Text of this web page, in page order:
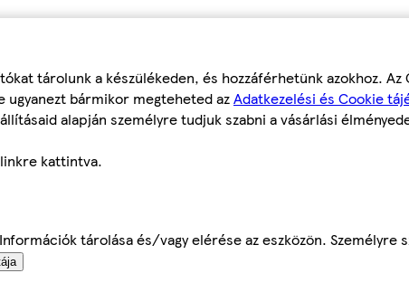
tárolunk a készülékeden, és hozzáférhetünk azokhoz. Az
ugyanezt bármikor megteheted azAdatkezelési és Cookie
alapján személyre tudjuk szabni a vásárlási
kattintva.
tárolása és/vagy elérése az eszközön.